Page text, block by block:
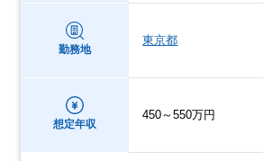
勤務地
東京都
想定年収
450～550万円